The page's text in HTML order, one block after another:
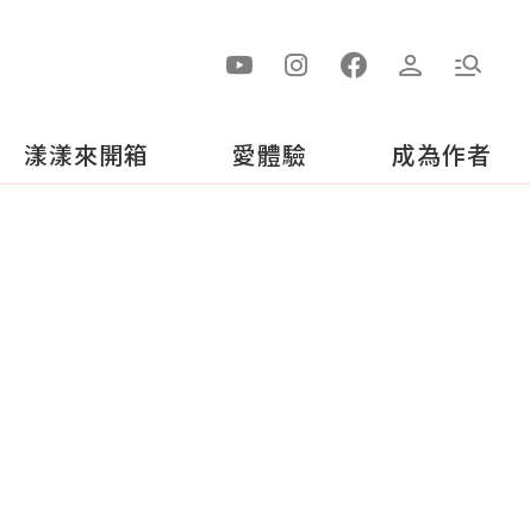
漾漾來開箱 愛體驗 成為作者